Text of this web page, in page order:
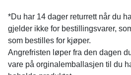
*Du har 14 dager returrett når du
gjelder ikke for bestillingsvarer,
som bestilles for kjøper.
Angrefristen løper fra den dagen
vare på orginalemballasjen til du